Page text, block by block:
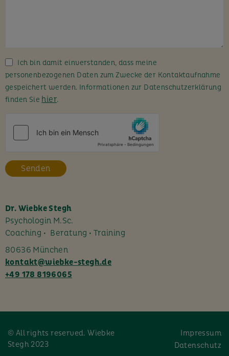
e
d
i
e
e
l
e
e
r
.
Ich bin damit einverstanden, dass meine
personenbezogenen Daten zum Zwecke der Kontaktaufnahme
gespeichert werden. Informationen zur Datenschutzerklärung
finden Sie hier.
Dr. Wiebke Stegh
Psychologin M.Sc.
Coaching • Beratung • Training
80636 München
kontakt@wiebke-stegh.de
+49 178 8196065
Impressum
Datenschutz
© All rights reserved. Wiebke
Stegh 2023